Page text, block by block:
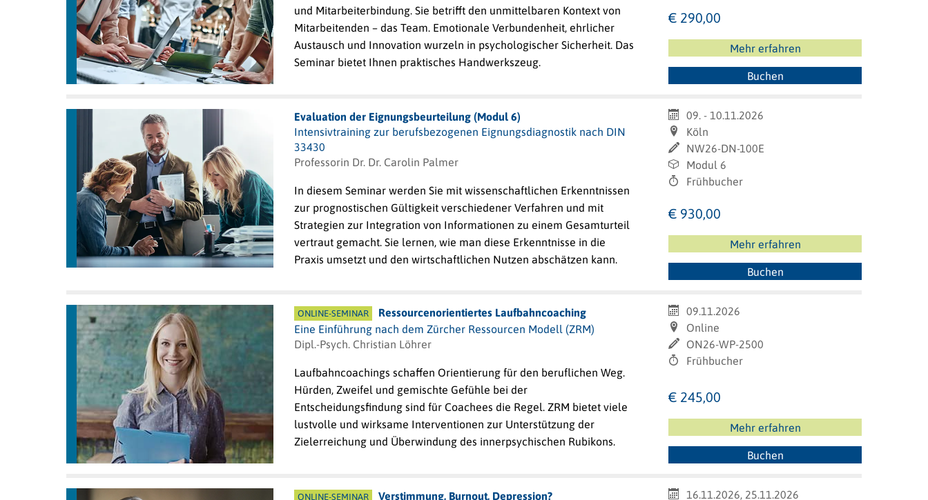
und Mitarbeiterbindung. Sie betrifft den unmittelbaren Kontext von
Mitarbeitenden – das Team. Emotionale Verbundenheit, ehrlicher
Austausch und Innovation wurzeln in psychologischer Sicherheit. Das
Seminar bietet Ihnen praktisches Handwerkszeug.
€ 290,00
Mehr erfahren
Buchen
Evaluation der Eignungsbeurteilung (Modul 6)
Intensivtraining zur berufsbezogenen Eignungsdiagnostik nach DIN
33430
Professorin Dr. Dr. Carolin Palmer
In diesem Seminar werden Sie mit wissenschaftlichen Erkenntnissen
zur prognostischen Gültigkeit verschiedener Verfahren und mit
Strategien zur Integration von Informationen zu einem Gesamturteil
vertraut gemacht. Sie lernen, wie man diese Erkenntnisse in die
Praxis umsetzt und den wirtschaftlichen Nutzen abschätzen kann.
09. - 10.11.2026
Köln
NW26-DN-100E
Modul 6
Frühbucher
€ 930,00
Mehr erfahren
Buchen
ONLINE-SEMINAR
Ressourcenorientiertes Laufbahncoaching
Eine Einführung nach dem Zürcher Ressourcen Modell (ZRM)
Dipl.-Psych. Christian Löhrer
Laufbahncoachings schaffen Orientierung für den beruflichen Weg.
Hürden, Zweifel und gemischte Gefühle bei der
Entscheidungsfindung sind für Coachees die Regel. ZRM bietet viele
lustvolle und wirksame Interventionen zur Unterstützung der
Zielerreichung und Überwindung des innerpsychischen Rubikons.
09.11.2026
Online
ON26-WP-2500
Frühbucher
€ 245,00
Mehr erfahren
Buchen
ONLINE-SEMINAR
Verstimmung, Burnout, Depression?
16.11.2026, 25.11.2026